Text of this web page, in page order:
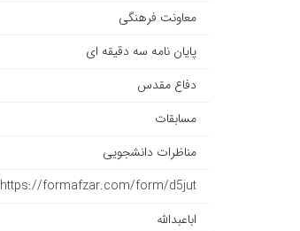
معاونت فرهنگی
پایان نامه سه دقیقه ای
دفاع مقدس
مسابقات
مناظرات دانشجویی
https://formafzar.com/form/d5jut
اباعبدالله